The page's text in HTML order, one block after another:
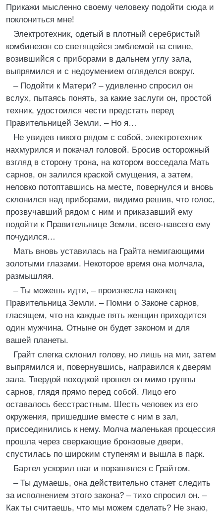
Прикажи мысленно своему человеку подойти сюда и
поклониться мне!
Электротехник, одетый в плотный серебристый
комбинезон со светящейся эмблемой на спине,
возившийся с приборами в дальнем углу зала,
выпрямился и с недоумением огляделся вокруг.
– Подойти к Матери? – удивленно спросил он
вслух, пытаясь понять, за какие заслуги он, простой
техник, удостоился чести предстать перед
Правительницей Земли. – Но я…
Не увидев никого рядом с собой, электротехник
нахмурился и покачал головой. Бросив осторожный
взгляд в сторону трона, на котором восседала Мать
сарнов, он залился краской смущения, а затем,
неловко потоптавшись на месте, повернулся и вновь
склонился над приборами, видимо решив, что голос,
прозвучавший рядом с ним и приказавший ему
подойти к Правительнице Земли, всего-навсего ему
почудился…
Мать вновь уставилась на Грайта немигающими
золотыми глазами. Некоторое время она молчала,
размышляя.
– Ты можешь идти, – произнесла наконец
Правительница Земли. – Помни о Законе сарнов,
гласящем, что на каждые пять женщин приходится
один мужчина. Отныне он будет законом и для
вашей планеты.
Грайт слегка склонил голову, но лишь на миг, затем
выпрямился и, повернувшись, направился к дверям
зала. Твердой походкой прошел он мимо группы
сарнов, глядя прямо перед собой. Лицо его
оставалось бесстрастным. Шесть человек из его
окружения, пришедшие вместе с ним в зал,
присоединились к нему. Молча маленькая процессия
прошла через сверкающие бронзовые двери,
спустилась по широким ступеням и вышла в парк.
Бартел ускорил шаг и поравнялся с Грайтом.
– Ты думаешь, она действительно станет следить
за исполнением этого закона? – тихо спросил он. –
Как ты считаешь, что мы можем сделать? Не знаю,